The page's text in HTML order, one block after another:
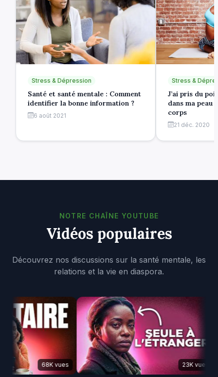
Stress & Dépression
Santé et santé mentale : Comment
identifier la bonne information ?
6 août 2021
Stress &
J’ai pris du
dans ma peau
corps
21 déc. 2020
NOTRE CHAÎNE YOUTUBE
Vidéos populaires
Découvrez nos discussions sur la santé mentale, les
relations et la vie en diaspora.
68K vues 23K vues